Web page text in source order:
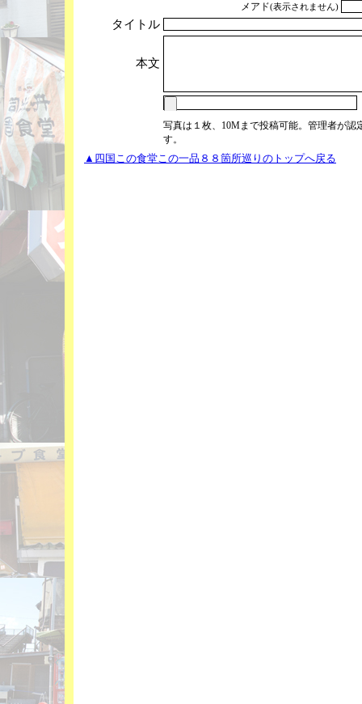
メアド(表示されません)
タイトル
本文
写真は１枚、10Mまで投稿可能。管理者が認
す。
▲四国この食堂この一品８８箇所巡りのトップへ戻る